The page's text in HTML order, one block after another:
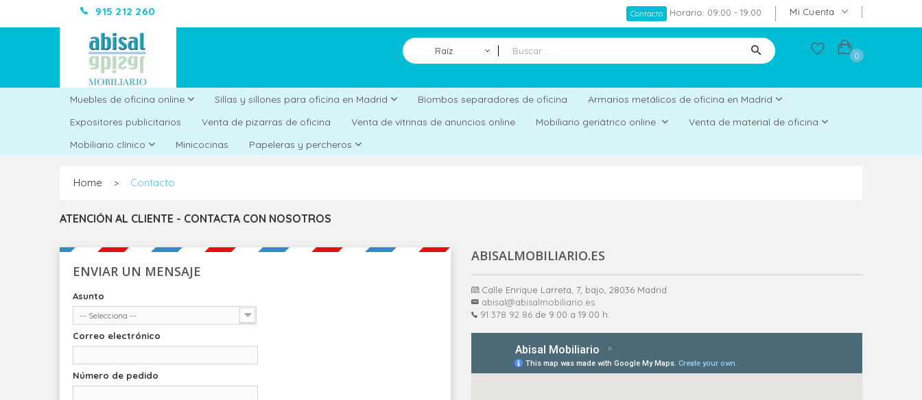
915 212 260 Mi Cuenta
Contacto Horario: 09:00 - 19:00
Raíz 0
Muebles de oficina online Sillas y sillones para oficina en Madrid Biombos separadores de oficina
Armarios metálicos de oficina en Madrid
Expositores publicitarios
Venta de pizarras de oficina Venta de vitrinas de anuncios online Mobiliario geriátrico online
Venta de material de oficina
Mobiliario clínico
Minicocinas Papeleras y percheros
Home > Contacto
ATENCIÓN AL CLIENTE - CONTACTA CON NOSOTROS
ENVIAR UN MENSAJE
Asunto
-- Selecciona --
Correo electrónico
Número de pedido
ABISALMOBILIARIO.ES
Calle Enrique Larreta, 7, bajo, 28036 Madrid
abisal@abisalmobiliario.es
91 378 92 86 de 9:00 a 19:00 h.